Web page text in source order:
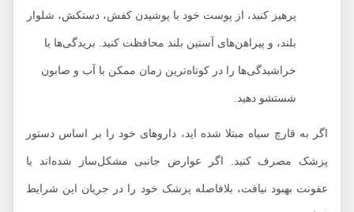
پرهیز کنید، از پوست خود با پوشیدن کفش، دستکش، شلوار
بلند، و پیراهن‌های آستین بلند محافظت کنید. بریدگی‌ها یا
خراشیدگی‌ها را در کوتاه‌ترین زمان ممکن با آب و صابون
شستشو دهید.
اگر به قارچ سیاه مبتلا شده اید، داروهای خود را بر اساس دستور
پزشک مصرف کنید. اگر عوارض جانبی مشکل‌ساز شده‌اند یا
عفونت بهبود نیافت، بلافاصله پزشک خود را در جریان این شرایط